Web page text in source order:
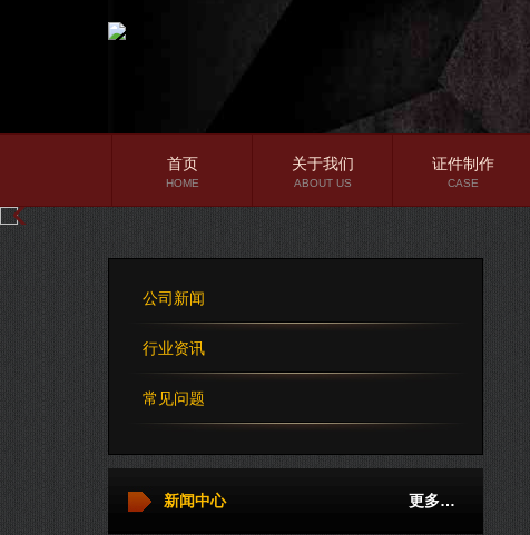
首页
HOME
关于我们
ABOUT US
证件制作
CASE
公司新闻
行业资讯
常见问题
更多…
新闻中心